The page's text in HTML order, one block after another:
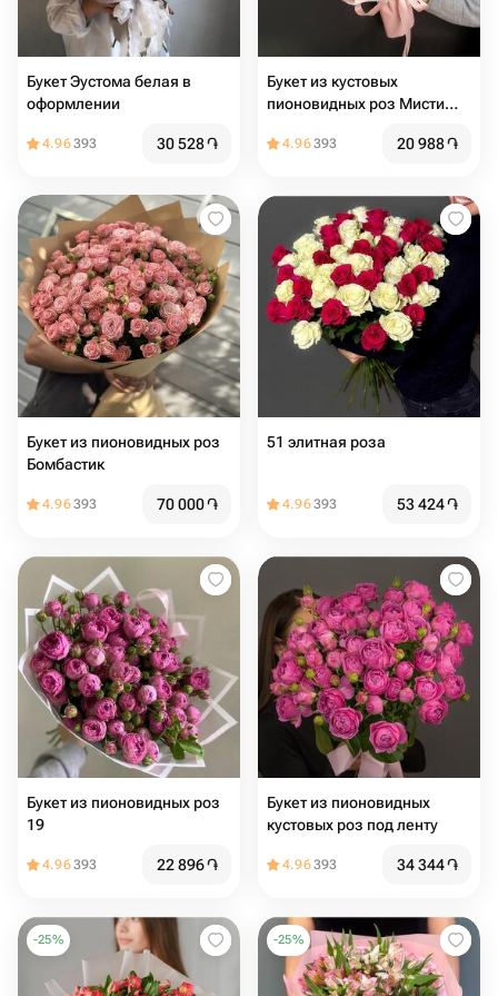
Букет Эустома белая в
оформлении
4.96393 30 528֏
Букет из кустовых
пионовидных роз Мисти
4.96393 20 988֏
Букет из пионовидных роз
Бомбастик
4.96393 70 000֏
51 элитная роза
4.96393 53 424֏
Букет из пионовидных роз
19
4.96393 22 896֏
Букет из пионовидных
кустовых роз под ленту
4.96393 34 344֏
-25% -25%